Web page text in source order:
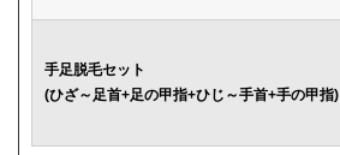
手足脱毛セット
(ひざ～足首+足の甲指+ひじ～手首+手の甲指)